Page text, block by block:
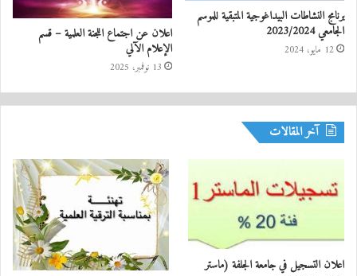
برنامج النشاطات البيداغوجية المتبقية للموسم
الجامعي 2023/2024
12 مايو، 2024
اعلان عن اجتماع اللجنة العلمية – قسم
الإعلام الآلي
13 نوفمبر، 2025
آخر المقالات
اعلان التسجيل في جامعة الجلفة (ماستر